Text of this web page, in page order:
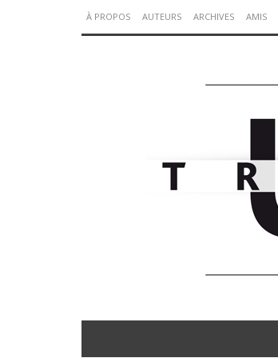
À PROPOS AUTEURS ARCHIVES AMIS